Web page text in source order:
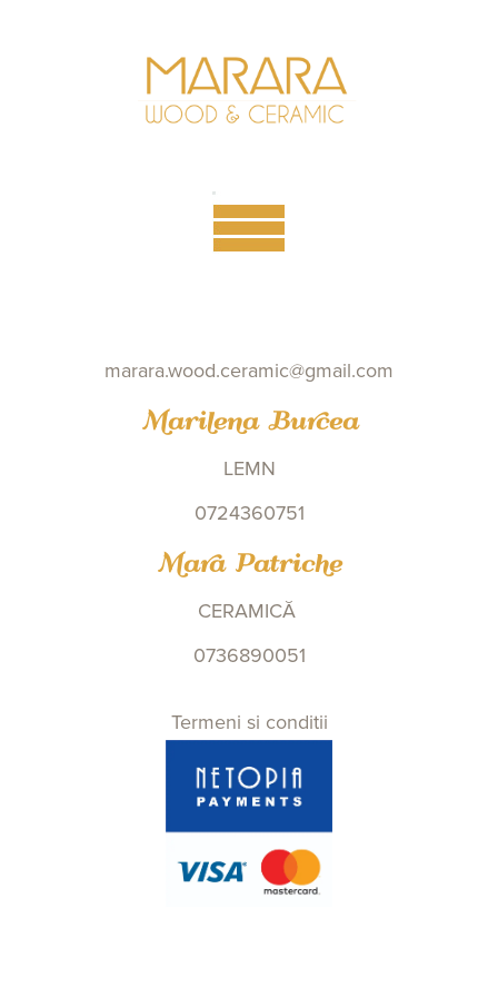
marara.wood.ceramic@gmail.com
Marilena Burcea
LEMN
0724360751
Mara Patriche
CERAMICĂ
0736890051
Termeni si conditii